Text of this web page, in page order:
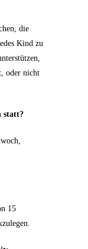
die
Kind zu
oder nicht
statt?
15